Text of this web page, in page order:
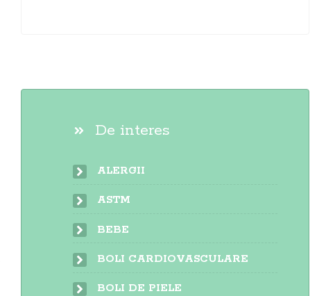
De interes
ALERGII
ASTM
BEBE
BOLI CARDIOVASCULARE
BOLI DE PIELE